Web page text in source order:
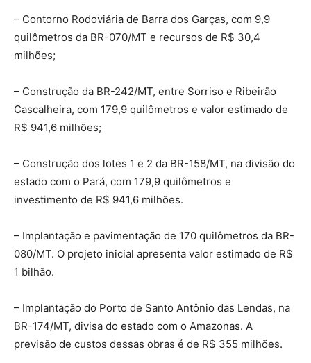
– Contorno Rodoviária de Barra dos Garças, com 9,9
quilômetros da BR-070/MT e recursos de R$ 30,4
milhões;
– Construção da BR-242/MT, entre Sorriso e Ribeirão
Cascalheira, com 179,9 quilômetros e valor estimado de
R$ 941,6 milhões;
– Construção dos lotes 1 e 2 da BR-158/MT, na divisão do
estado com o Pará, com 179,9 quilômetros e
investimento de R$ 941,6 milhões.
– Implantação e pavimentação de 170 quilômetros da BR-
080/MT. O projeto inicial apresenta valor estimado de R$
1 bilhão.
– Implantação do Porto de Santo Antônio das Lendas, na
BR-174/MT, divisa do estado com o Amazonas. A
previsão de custos dessas obras é de R$ 355 milhões.